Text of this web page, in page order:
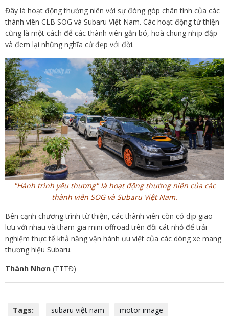
Đây là hoạt động thường niên với sự đóng góp chân tình của các
thành viên CLB SOG và Subaru Việt Nam. Các hoạt động từ thiện
cũng là một cách để các thành viên gắn bó, hoà chung nhịp đập
và đem lại những nghĩa cử đẹp với đời.
"Hành trình yêu thương" là hoạt động thường niên của các
thành viên SOG và Subaru Việt Nam.
Bên cạnh chương trình từ thiện, các thành viên còn có dịp giao
lưu với nhau và tham gia mini-offroad trên đồi cát nhỏ để trải
nghiệm thực tế khả năng vận hành ưu việt của các dòng xe mang
thương hiệu Subaru.
Thành Nhơn (TTTĐ)
Tags: subaru việt nam motor image